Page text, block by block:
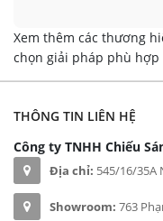
Xem thêm các thương
chọn giải pháp phù
THÔNG TIN LIÊN HỆ
Công ty TNHH Chiếu
Địa chỉ: 545/16/35A
Showroom: 763